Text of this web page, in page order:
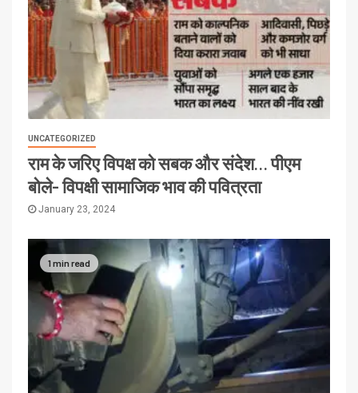
UNCATEGORIZED
राम के जरिए विपक्ष को सबक और संदेश… पीएम
बोले- विपक्षी सामाजिक भाव की पवित्रता
January 23, 2024
1 min read